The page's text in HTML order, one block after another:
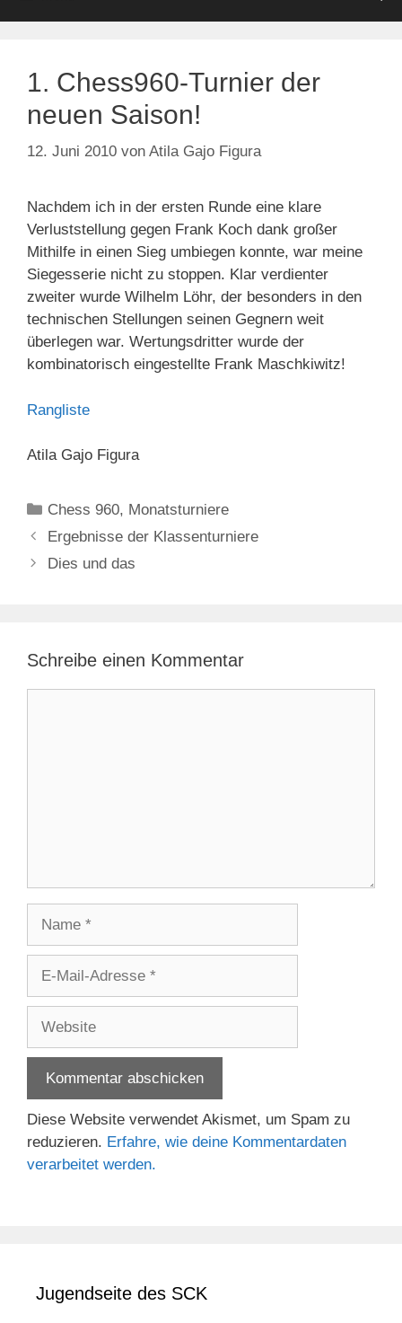
1. Chess960-Turnier der
neuen Saison!
12. Juni 2010 von Atila Gajo Figura
Nachdem ich in der ersten Runde eine klare
Verluststellung gegen Frank Koch dank großer
Mithilfe in einen Sieg umbiegen konnte, war meine
Siegesserie nicht zu stoppen. Klar verdienter
zweiter wurde Wilhelm Löhr, der besonders in den
technischen Stellungen seinen Gegnern weit
überlegen war. Wertungsdritter wurde der
kombinatorisch eingestellte Frank Maschkiwitz!
Rangliste
Atila Gajo Figura
Kategorien
Chess 960, Monatsturniere
Ergebnisse der Klassenturniere
Dies und das
Schreibe einen Kommentar
Adresse
Diese Website verwendet Akismet, um Spam zu
reduzieren. Erfahre, wie deine Kommentardaten
verarbeitet werden.
Jugendseite des SCK